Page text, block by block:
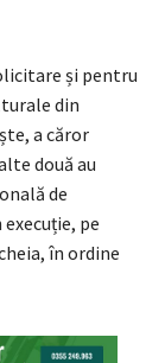
și pentru
din
a căror
două au
de
pe
în ordine